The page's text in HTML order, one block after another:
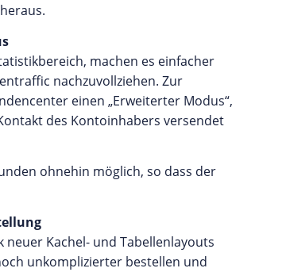
machen es einfacher
nachzuvollziehen. Zur
einen „Erweiterter Modus“,
des Kontoinhabers versendet
ohnehin möglich, so dass der
Kachel- und Tabellenlayouts
unkomplizierter bestellen und